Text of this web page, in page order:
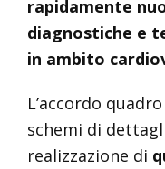
rapidamente
diagnostiche e
in ambito
L’accordo
schemi di
realizzazione di